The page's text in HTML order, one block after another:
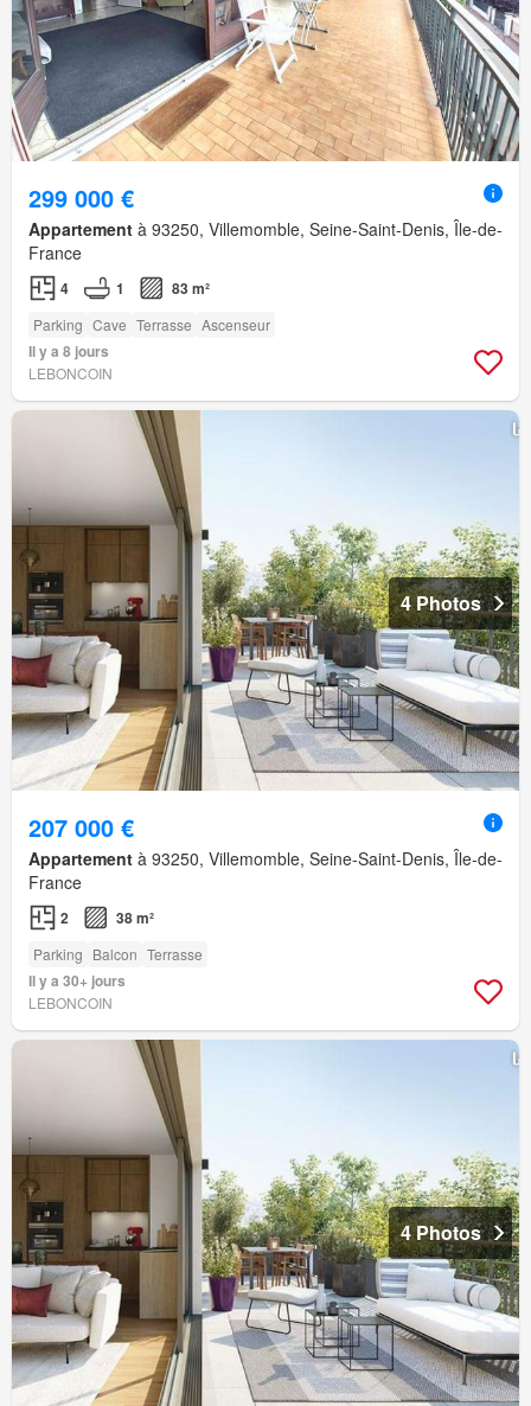
299 000 €
Appartement à 93250, Villemomble, Seine-Saint-Denis, Île-de-
France
4 1 83 m²
Parking Cave Terrasse Ascenseur
Il y a 8 jours
LEBONCOIN
4 Photos
207 000 €
Appartement à 93250, Villemomble, Seine-Saint-Denis, Île-de-
France
2 38 m²
Parking Balcon Terrasse
Il y a 30+ jours
LEBONCOIN
4 Photos